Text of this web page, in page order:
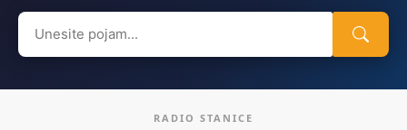
Search
for:
RADIO STANICE